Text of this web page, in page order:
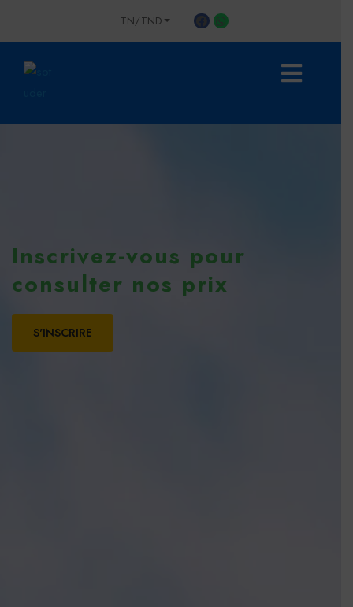
TN/TND
Inscrivez-vous pour
consulter nos prix
S'INSCRIRE